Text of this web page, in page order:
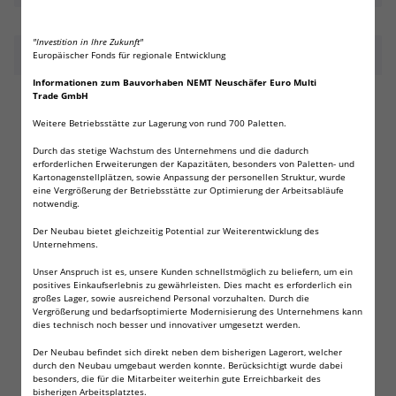
"Investition in Ihre Zukunft"
Europäischer Fonds für regionale Entwicklung
Informationen zum Bauvorhaben NEMT Neuschäfer Euro Multi
Trade GmbH
Weitere Betriebsstätte zur Lagerung von rund 700 Paletten.
Durch das stetige Wachstum des Unternehmens und die dadurch
erforderlichen Erweiterungen der Kapazitäten, besonders von Paletten- und
Kartonagenstellplätzen, sowie Anpassung der personellen Struktur, wurde
eine Vergrößerung der Betriebsstätte zur Optimierung der Arbeitsabläufe
notwendig.
Der Neubau bietet gleichzeitig Potential zur Weiterentwicklung des
Unternehmens.
Unser Anspruch ist es, unsere Kunden schnellstmöglich zu beliefern, um ein
positives Einkaufserlebnis zu gewährleisten. Dies macht es erforderlich ein
großes Lager, sowie ausreichend Personal vorzuhalten. Durch die
Vergrößerung und bedarfsoptimierte Modernisierung des Unternehmens kann
dies technisch noch besser und innovativer umgesetzt werden.
Der Neubau befindet sich direkt neben dem bisherigen Lagerort, welcher
durch den Neubau umgebaut werden konnte. Berücksichtigt wurde dabei
besonders, die für die Mitarbeiter weiterhin gute Erreichbarkeit des
bisherigen Arbeitsplatztes.
Beschreibung
5 x VARTA Industrial 9V Block!
Qualitätsbatterie
Die professionelle Hochleistungs-Alkalinezelle von VARTA.
Geeignet für den Betrieb im Haushalt, aber auch im
professionell industriellen Bereich.
"Made in Germany"
(auch als MN1604, MX1604, 6AM6ST, 6LR61 oder 522
bezeichnet)
professionelle Hochleistungs-Alkalinezelle!
lange Lagerfähigkeit von 10 Jahren
Wichtig: Nicht wiederaufladbar!